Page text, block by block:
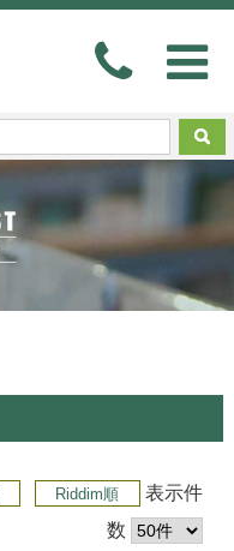
Riddim順
表示件
数